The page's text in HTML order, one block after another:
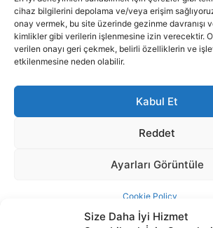
Size Daha İyi Hizmet